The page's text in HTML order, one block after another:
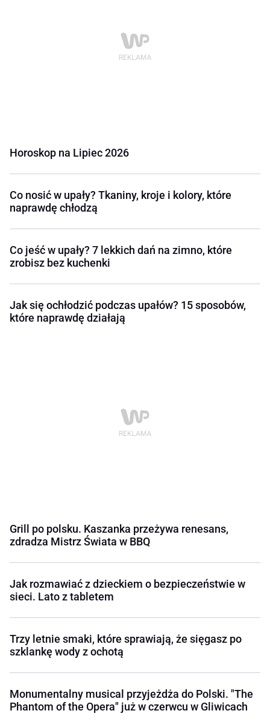
Horoskop na Lipiec 2026
Co nosić w upały? Tkaniny, kroje i kolory, które
naprawdę chłodzą
Co jeść w upały? 7 lekkich dań na zimno, które
zrobisz bez kuchenki
Jak się ochłodzić podczas upałów? 15 sposobów,
które naprawdę działają
Grill po polsku. Kaszanka przeżywa renesans,
zdradza Mistrz Świata w BBQ
Jak rozmawiać z dzieckiem o bezpieczeństwie w
sieci. Lato z tabletem
Trzy letnie smaki, które sprawiają, że sięgasz po
szklankę wody z ochotą
Monumentalny musical przyjeżdża do Polski. "The
Phantom of the Opera" już w czerwcu w Gliwicach